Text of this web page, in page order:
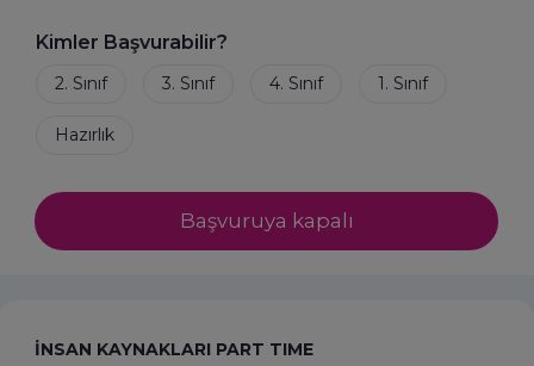
Kimler Başvurabilir?
Başvuruya kapalı
İNSAN KAYNAKLARI PART TIME